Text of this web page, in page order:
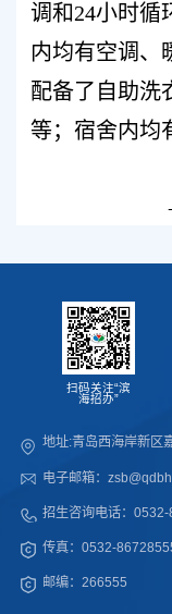
调和24小时循
内均有空调、
配备了自助洗
等；宿舍内均
扫码关注“滨
海招办”
地址:青岛西海岸新区
电子邮箱：
招生咨询电话：
传真：0532-
邮编：266555